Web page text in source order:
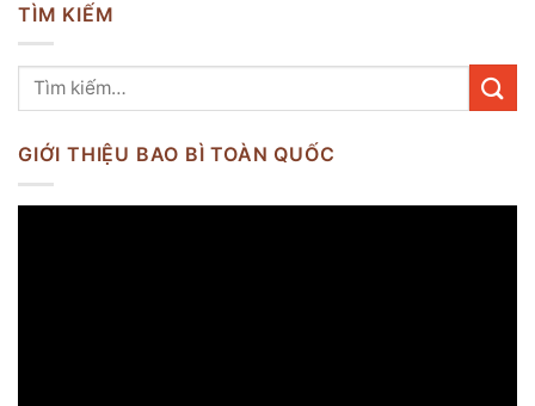
TÌM KIẾM
GIỚI THIỆU BAO BÌ TOÀN QUỐC